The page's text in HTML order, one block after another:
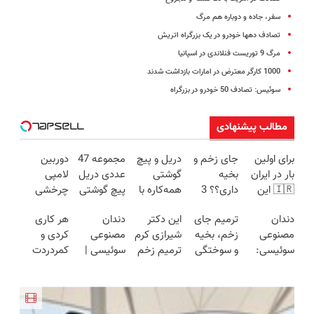
سفر، جاده و دوباره هم مرگ
تصادف دهها خودرو در یک بزرگراه اتریش
مرگ 9 توریست فنلاندی در اسپانیا
1000 کارگر معترض در امارات بازداشت شدند
سوئیس: تصادف 50 خودرو در بزرگراه
مطالب پیشنهادی
برای اولین
بار در ایران
🇮🇷 این
ترمیم کننده
23 روزه
ساخت!
جای زخم و
بخیه
داری؟؟ 3
محوش کن!
دریل و پیچ
گوشتی
همه‌کاره با
هوشمند ⚙️
(نصف
قیمت بازار
مجموعه 47
عددی دریل
پیچ گوشتی
(تخفیف به
مدت
محدود)
دوربین
لامپی
چرخشی
فقط امروز
حراج شد🔥
پرداخت
دندان
مصنوعی
سوئیسی:
اروپا، سبک
ترمیم جای
زخم، بخیه
و سوختگی
این دکتر
شیرازی کرم
ترمیم زخم
دندان
مصنوعی
سوئیسی |
طبیعی!
هر کاری
کردی و
کمردردت
پرسشنامه و